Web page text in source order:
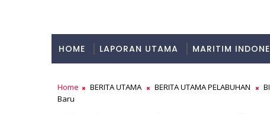
HOME LAPORAN UTAMA MARITIM
Home BERITA UTAMA BERITA UTAMA PELABUHAN
Baru